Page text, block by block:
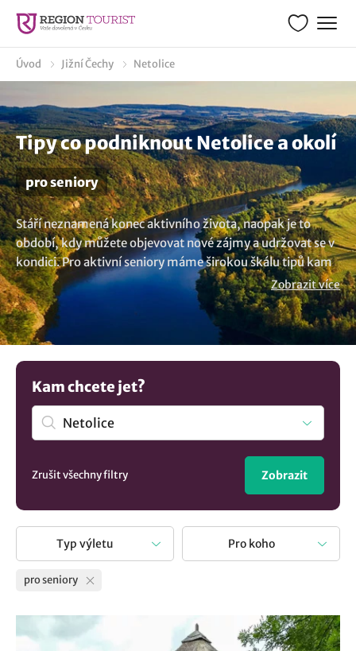
Úvod Jižní Čechy Netolice
Tipy co podniknout Netolice a okolí
pro seniory
Stáří neznamená konec aktivního života, naopak je to
období, kdy můžete objevovat nové zájmy a udržovat se v
kondici. Pro aktivní seniory máme širokou škálu tipů kam
vyrazit na výlet a jak si užít den naplno. Prohlédněte si
námi vybrané možnosti vhodné pro seniory v lokalitě
Netolice. Jste-li v důchodové věku a chcete zůstat fyzicky
aktivní, cestování vám pomůže rozšiřovat vaše obzory a
udržovat mentální i fyzickou aktivitu.
Zobrazit více
Kam chcete jet?
Zrušit všechny filtry Zobrazit
Typ výletu Pro koho
pro seniory